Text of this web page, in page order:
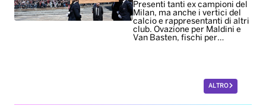
Presenti tanti ex campioni del
Milan, ma anche i vertici del
calcio e rappresentanti di altri
club. Ovazione per Maldini e
Van Basten, fischi per…
ALTRO